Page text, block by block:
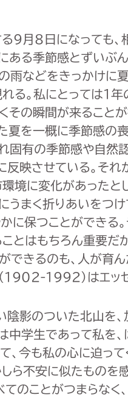
9月8日になっても、
ある季節感とずいぶん
雨などをきっかけに
る。私にとっては1
その瞬間が来ることが
夏を一概に季節感の
固有の季節感や自然
反映させている。それ
境に変化があったと
うまく折りあいをつ
に保つことができる
とはもちろん重要だ
できるのも、人が育ん
(1902-1992)はエッセ
陰影のついた北山を
中学生であって私を
、今も私の心に迫っ
ら不安に似たものを
てのことがつまらな